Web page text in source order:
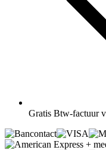
Gratis Btw-factuur
+